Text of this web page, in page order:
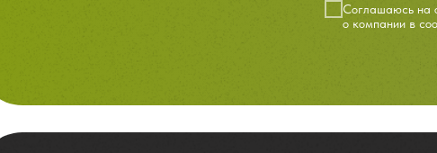
Cоглашаюсь на
о компании в